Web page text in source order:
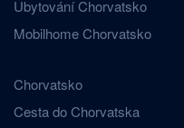
Ubytování Chorvatsko
Mobilhome Chorvatsko
Chorvatsko
Cesta do Chorvatska